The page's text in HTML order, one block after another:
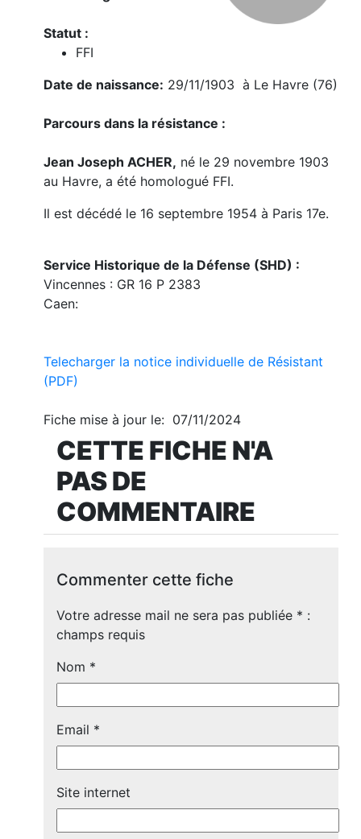
Statut :
FFI
Date de naissance: 29/11/1903 à Le Havre (76)
Parcours dans la résistance :
Jean Joseph ACHER, né le 29 novembre 1903
au Havre, a été homologué FFI.
Il est décédé le 16 septembre 1954 à Paris 17e.
Service Historique de la Défense (SHD) :
Vincennes : GR 16 P 2383
Caen:
Telecharger la notice individuelle de Résistant
(PDF)
Fiche mise à jour le: 07/11/2024
CETTE FICHE N'A
PAS DE
COMMENTAIRE
Commenter cette fiche
Votre adresse mail ne sera pas publiée * :
champs requis
Nom *
Email *
Site internet